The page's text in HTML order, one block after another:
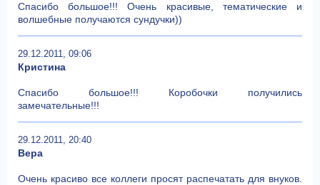
Спасибо большое!!! Очень красивые, тематические и
волшебные получаются сундучки))
29.12.2011, 09:06
Кристина
Спасибо большое!!! Коробочки получились
замечательные!!!
29.12.2011, 20:40
Вера
Очень красиво все коллеги просят распечатать для внуков.